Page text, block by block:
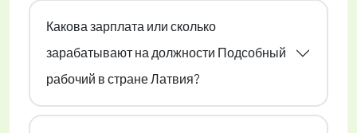
Какова зарплата или сколько
зарабатывают на должности Подсобный
рабочий в стране Латвия?